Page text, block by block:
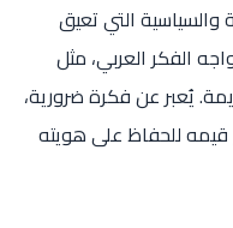
والسياسية التي تعيق
الفكر العربي، مثل
يُعبر عن فكرة ضرورية،
للحفاظ على هويته